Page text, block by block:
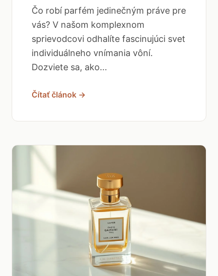
Čo robí parfém jedinečným práve pre
vás? V našom komplexnom
sprievodcovi odhalíte fascinujúci svet
individuálneho vnímania vôní.
Dozviete sa, ako...
Čítať článok →